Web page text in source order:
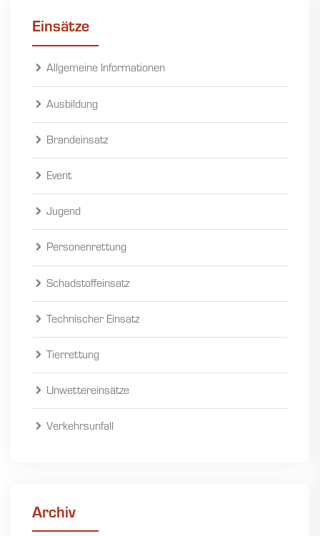
Einsätze
Allgemeine Informationen
Ausbildung
Brandeinsatz
Event
Jugend
Personenrettung
Schadstoffeinsatz
Technischer Einsatz
Tierrettung
Unwettereinsätze
Verkehrsunfall
Archiv